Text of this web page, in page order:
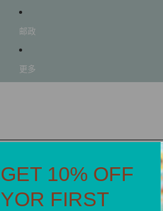
邮政
更多
您的购
登
GET 10% OFF
YOR FIRST